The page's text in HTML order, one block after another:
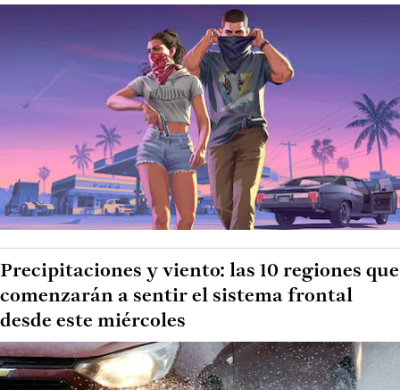
Precipitaciones y viento: las 10 regiones que
comenzarán a sentir el sistema frontal
desde este miércoles